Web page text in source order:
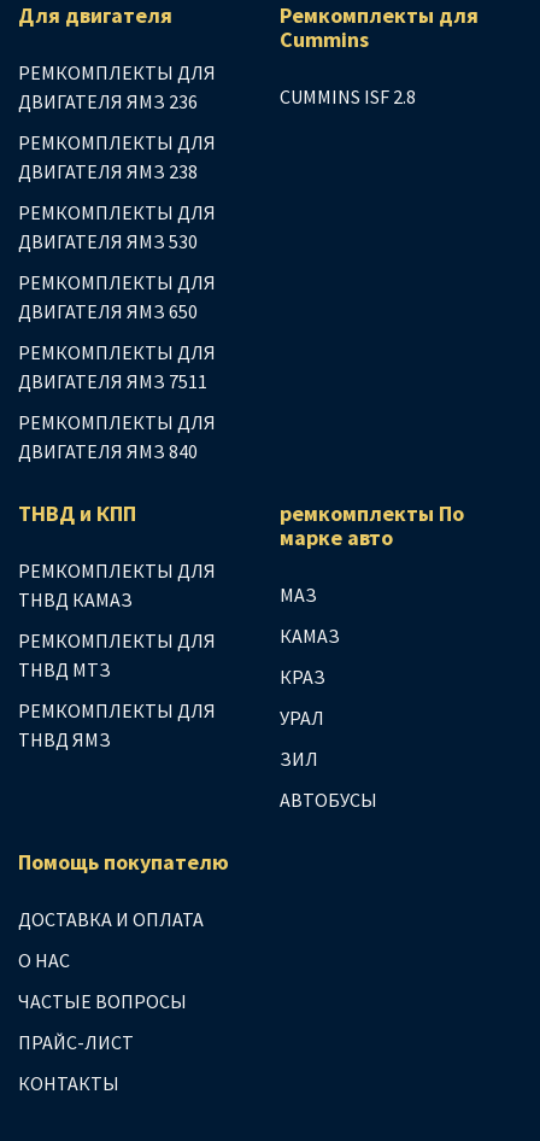
Для двигателя
РЕМКОМПЛЕКТЫ ДЛЯ
ДВИГАТЕЛЯ ЯМЗ 236
РЕМКОМПЛЕКТЫ ДЛЯ
ДВИГАТЕЛЯ ЯМЗ 238
РЕМКОМПЛЕКТЫ ДЛЯ
ДВИГАТЕЛЯ ЯМЗ 530
РЕМКОМПЛЕКТЫ ДЛЯ
ДВИГАТЕЛЯ ЯМЗ 650
РЕМКОМПЛЕКТЫ ДЛЯ
ДВИГАТЕЛЯ ЯМЗ 7511
РЕМКОМПЛЕКТЫ ДЛЯ
ДВИГАТЕЛЯ ЯМЗ 840
Ремкомплекты для
Сummins
CUMMINS ISF 2.8
ТНВД и КПП
РЕМКОМПЛЕКТЫ ДЛЯ
ТНВД КАМАЗ
РЕМКОМПЛЕКТЫ ДЛЯ
ТНВД МТЗ
РЕМКОМПЛЕКТЫ ДЛЯ
ТНВД ЯМЗ
ремкомплекты По
марке авто
МАЗ
КАМАЗ
КРАЗ
УРАЛ
ЗИЛ
АВТОБУСЫ
Помощь покупателю
ДОСТАВКА И ОПЛАТА
О НАС
ЧАСТЫЕ ВОПРОСЫ
ПРАЙС-ЛИСТ
КОНТАКТЫ